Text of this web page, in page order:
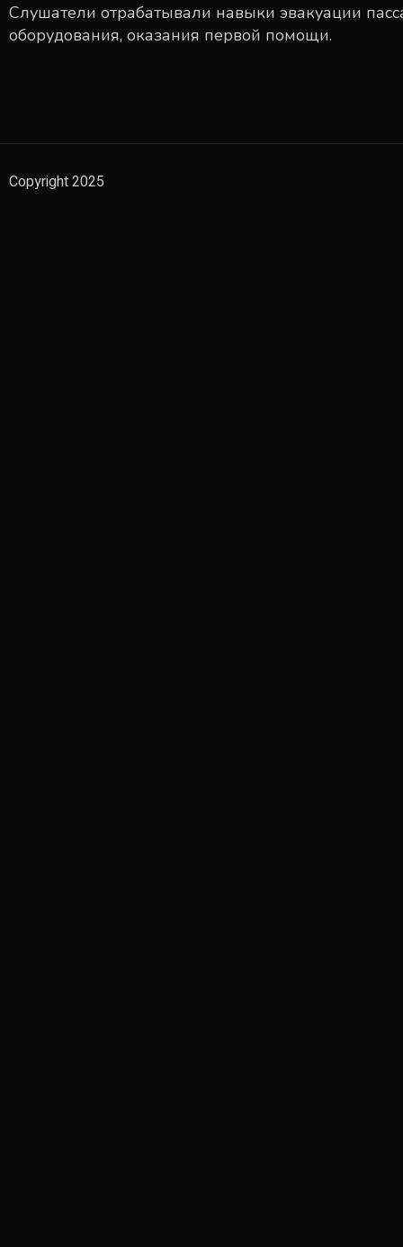
Слушатели отрабатывали навыки эвакуации
оборудования, оказания первой помощи.
Copyright 2025